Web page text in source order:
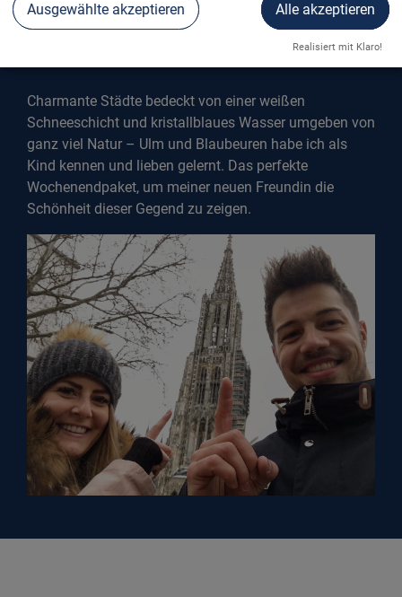
DAS VERSTECK
Charmante Städte bedeckt von einer weißen
Schneeschicht und kristallblaues Wasser umgeben von
ganz viel Natur – Ulm und Blaubeuren habe ich als
Kind kennen und lieben gelernt. Das perfekte
Wochenendpaket, um meiner neuen Freundin die
Schönheit dieser Gegend zu zeigen.
Ausgewählte akzeptieren Alle akzeptieren
Realisiert mit Klaro!